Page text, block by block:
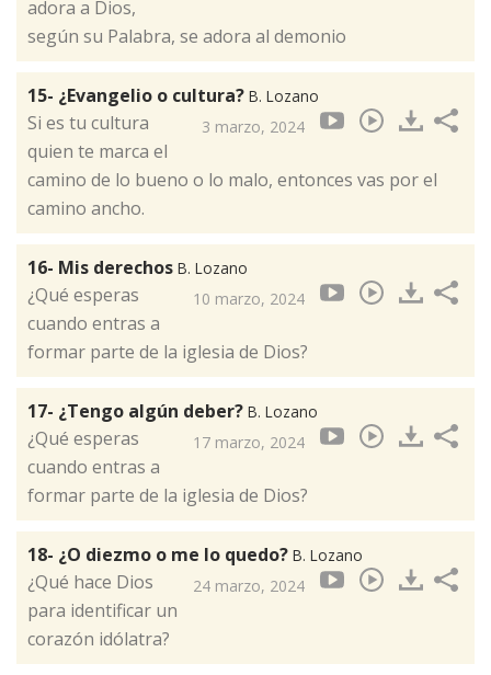
adora a Dios,
según su Palabra, se adora al demonio
15- ¿Evangelio o cultura? B. Lozano
3 marzo, 2024
Si es tu cultura
quien te marca el
camino de lo bueno o lo malo, entonces vas por el
camino ancho.
16- Mis derechos B. Lozano
10 marzo, 2024
¿Qué esperas
cuando entras a
formar parte de la iglesia de Dios?
17- ¿Tengo algún deber? B. Lozano
17 marzo, 2024
¿Qué esperas
cuando entras a
formar parte de la iglesia de Dios?
18- ¿O diezmo o me lo quedo? B. Lozano
24 marzo, 2024
¿Qué hace Dios
para identificar un
corazón idólatra?